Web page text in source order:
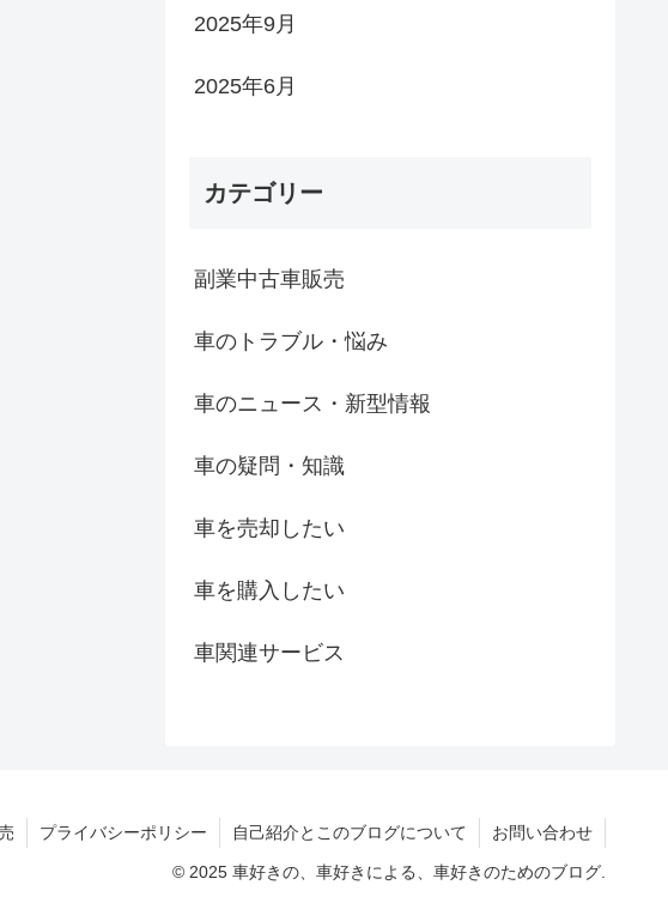
2025年9月
2025年6月
カテゴリー
副業中古車販売
車のトラブル・悩み
車のニュース・新型情報
車の疑問・知識
車を売却したい
車を購入したい
車関連サービス
プライバシーポリシー 自己紹介とこのブログについて お問い合わせ
© 2025 車好きの、車好きによる、車好きのためのブログ.